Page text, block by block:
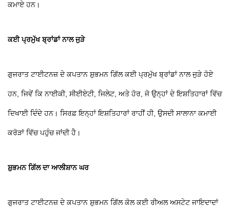
ਕਮਾਏ ਹਨ।
ਕਈ ਪ੍ਰਮੁੱਖ ਬ੍ਰਾਂਡਾਂ ਨਾਲ ਜੁੜੇ
ਗੁਜਰਾਤ ਟਾਈਟਨਜ਼ ਦੇ ਕਪਤਾਨ ਸ਼ੁਭਮਨ ਗਿੱਲ ਕਈ ਪ੍ਰਮੁੱਖ ਬ੍ਰਾਂਡਾਂ ਨਾਲ ਜੁੜੇ ਹੋਏ
ਹਨ, ਜਿਵੇਂ ਕਿ ਨਾਈਕੀ, ਸੀਈਏਟੀ, ਜਿਲੇਟ, ਅਤੇ ਹੋਰ, ਜੋ ਉਨ੍ਹਾਂ ਦੇ ਇਸ਼ਤਿਹਾਰਾਂ ਵਿੱਚ
ਦਿਖਾਈ ਦਿੰਦੇ ਹਨ। ਸਿਰਫ਼ ਇਨ੍ਹਾਂ ਇਸ਼ਤਿਹਾਰਾਂ ਰਾਹੀਂ ਹੀ, ਉਸਦੀ ਸਾਲਾਨਾ ਕਮਾਈ
ਕਰੋੜਾਂ ਵਿੱਚ ਪਹੁੰਚ ਜਾਂਦੀ ਹੈ।
ਸ਼ੁਭਮਨ ਗਿੱਲ ਦਾ ਆਲੀਸ਼ਾਨ ਘਰ
ਗੁਜਰਾਤ ਟਾਈਟਨਜ਼ ਦੇ ਕਪਤਾਨ ਸ਼ੁਭਮਨ ਗਿੱਲ ਕੋਲ ਕਈ ਰੀਅਲ ਅਸਟੇਟ ਜਾਇਦਾਦਾਂ